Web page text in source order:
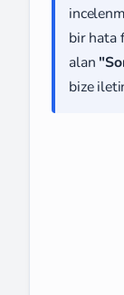
bir hata
alan
bize